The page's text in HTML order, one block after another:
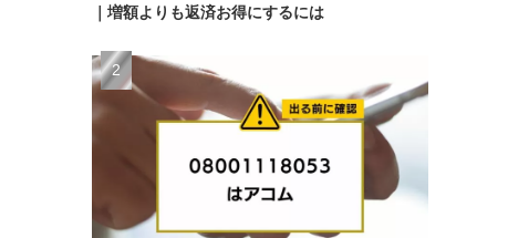
｜増額よりも返済お得にするには